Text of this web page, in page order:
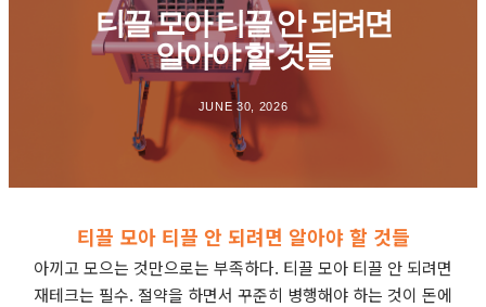
티끌 모아 티끌 안 되려면
알아야 할 것들
JUNE 30, 2026
티끌 모아 티끌 안 되려면 알아야 할 것들
아끼고 모으는 것만으로는 부족하다. 티끌 모아 티끌 안 되려면
재테크는 필수. 절약을 하면서 꾸준히 병행해야 하는 것이 돈에